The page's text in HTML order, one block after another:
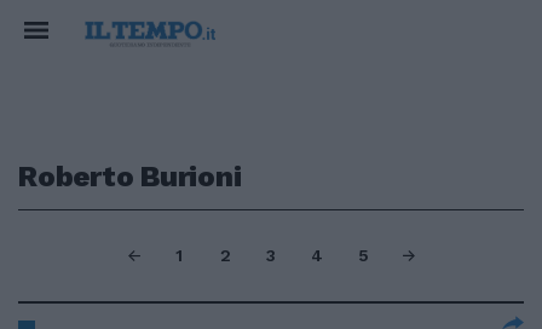
Roberto Burioni
1 2 3 4 5